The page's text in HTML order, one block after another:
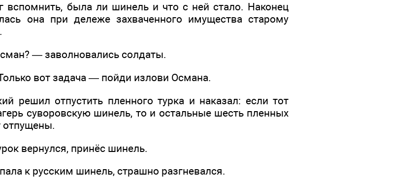
вспомнить, была ли шинель и что с ней стало. Наконец
она при дележе захваченного имущества старому
— заволновались солдаты.
вот задача — пойди излови Османа.
решил отпустить пленного турка и наказал: если тот
суворовскую шинель, то и остальные шесть пленных
отпущены.
вернулся, принёс шинель.
к русским шинель, страшно разгневался.